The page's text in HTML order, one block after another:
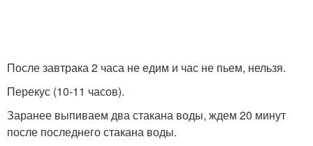
После завтрака 2 часа не едим и час не пьем, нельзя.
Перекус (10-11 часов).
Заранее выпиваем два стакана воды, ждем 20 минут
после последнего стакана воды.